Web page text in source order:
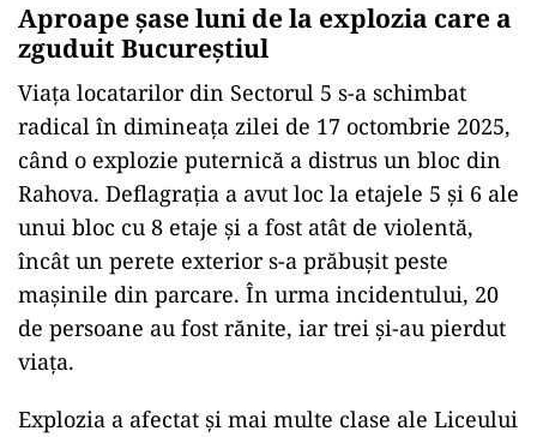
Aproape șase luni de la explozia care a
zguduit Bucureștiul
Viața locatarilor din Sectorul 5 s-a schimbat
radical în dimineața zilei de 17 octombrie 2025,
când o explozie puternică a distrus un bloc din
Rahova. Deflagrația a avut loc la etajele 5 și 6 ale
unui bloc cu 8 etaje și a fost atât de violentă,
încât un perete exterior s-a prăbușit peste
mașinile din parcare. În urma incidentului, 20
de persoane au fost rănite, iar trei și-au pierdut
viața.
Explozia a afectat și mai multe clase ale Liceului